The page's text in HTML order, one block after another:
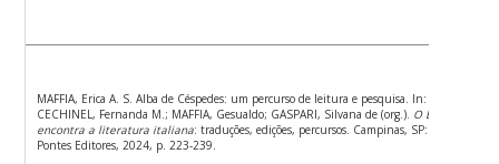
MAFFIA, Erica A. S. Alba de Céspedes: um percurso de leitura e pesquisa. In:
CECHINEL, Fernanda M.; MAFFIA, Gesualdo; GASPARI, Silvana de (org.). O Brasil
encontra a literatura italiana: traduções, edições, percursos. Campinas, SP:
Pontes Editores, 2024, p. 223-239.